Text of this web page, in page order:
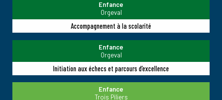
Enfance
Orgeval
Accompagnement à la scolarité
Enfance
Orgeval
Initiation aux échecs et parcours d’excellence
Enfance
Trois Piliers